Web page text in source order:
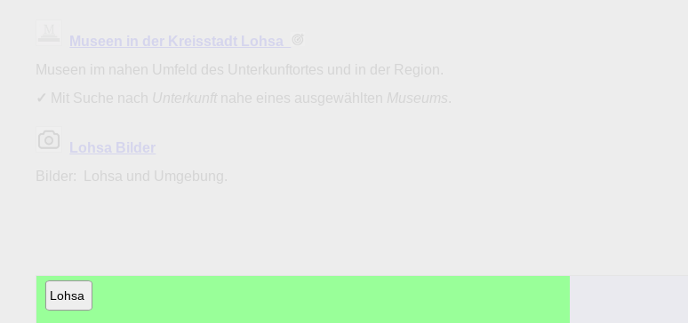
Museen in der Kreisstadt Lohsa
Museen im nahen Umfeld des Unterkunftortes und in der Region.
✓ Mit Suche nach Unterkunft nahe eines ausgewählten Museums.
Lohsa Bilder
Bilder: Lohsa und Umgebung.
Lohsa